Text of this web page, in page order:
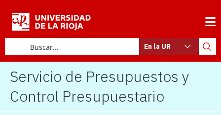
En la UR
Servicio de Presupuestos y
Control Presupuestario